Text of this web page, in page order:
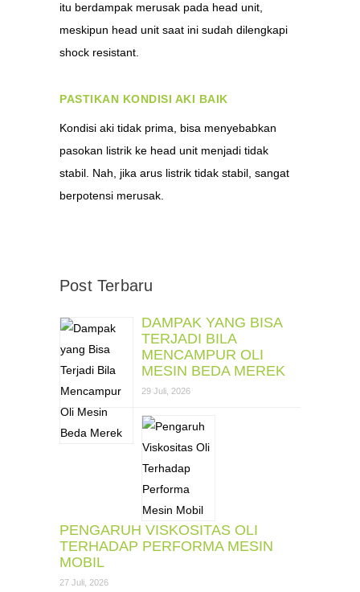
itu berdampak merusak pada head unit,
meskipun head unit saat ini sudah dilengkapi
shock resistant.
PASTIKAN KONDISI AKI BAIK
Kondisi aki tidak prima, bisa menyebabkan
pasokan listrik ke head unit menjadi tidak
stabil. Nah, jika arus listrik tidak stabil, sangat
berpotensi merusak.
Post Terbaru
DAMPAK YANG BISA
TERJADI BILA
MENCAMPUR OLI
MESIN BEDA MEREK
29 Juli, 2026
PENGARUH VISKOSITAS OLI
TERHADAP PERFORMA MESIN
MOBIL
27 Juli, 2026